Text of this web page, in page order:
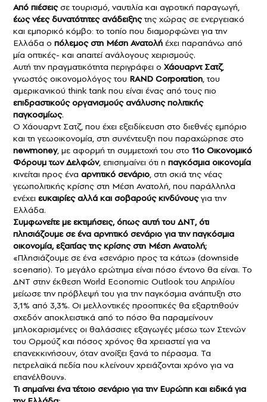
Από πιέσειςσε τουρισμό, ναυτιλία και αγροτική παραγωγή,
έως νέες δυνατότητες ανάδειξηςτης χώρας σε ενεργειακό
και εμπορικό κόμβο: το τοπίο που διαμορφώνει για την
Ελλάδα ο πόλεμος στη Μέση Ανατολή έχει παραπάνω από
μία οπτικές- και απαιτεί ανάλογους χειρισμούς.
Αυτή την πραγματικότητα περιγράφει ο Χάουαρντ Σατζ,
γνωστός οικονομολόγος του RAND Corporation, του
αμερικανικού think tank που είναι ένας από τους πιο
επιδραστικούς οργανισμούς ανάλυσης πολιτικής
παγκοσμίως.
Ο Χάουαρντ Σατζ, που έχει εξειδίκευση στο διεθνές εμπόριο
και τη γεωοικονομία, στη συνέντευξη που παραχώρησε στο
newmoney, με αφορμή τη συμμετοχή του στο 11ο Οικονομικό
Φόρουμ των Δελφών, επισημαίνει ότι η παγκόσμια οικονομία
κινείται προς ένα αρνητικό σενάριο, στη σκιά της νέας
γεωπολιτικής κρίσης στη Μέση Ανατολή, που παράλληλα
ενέχει ευκαιρίες αλλά και σοβαρούς κινδύνουςγια την
Ελλάδα.
Συμφωνείτε με εκτιμήσεις, όπως αυτή του ΔΝΤ, ότι
πλησιάζουμε σε ένα αρνητικό σενάριο για τηνπαγκόσμια
οικονομία, εξαιτίας της κρίσης στη Μέση Ανατολή;
«Πλησιάζουμε σε ένα «σενάριο προς τα κάτω» (downside
scenario). Το μεγάλο ερώτημα είναι πόσο έντονο θα είναι. Το
ΔΝΤ στην έκθεση World Economic Outlook του Απριλίου
μείωσε την πρόβλεψή του για την παγκόσμια ανάπτυξη στο
3,1% από 3,3%. Οι μελλοντικές προοπτικές θα εξαρτηθούν
σχεδόν αποκλειστικά από το πόσο θα παραμείνουν
μπλοκαρισμένες οι θαλάσσιες εξαγωγές μέσω των Στενών
του Ορμούζ και πόσος χρόνος θα χρειαστεί για να
επανεκκινήσουν, όταν ανοίξει ξανά το πέρασμα. Τα
πετρελαϊκά πεδία που κλείνουν χρειάζονται χρόνο για να
επανέλθουν».
Τι σημαίνει ένα τέτοιο σενάριο για την Ευρώπη και ειδικά για